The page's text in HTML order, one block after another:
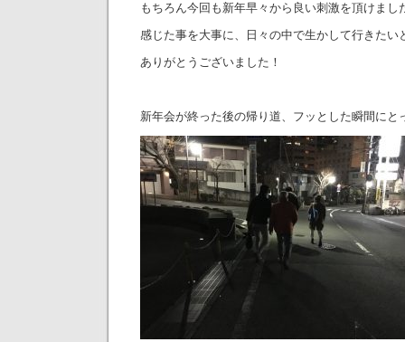
もちろん今回も新年早々から良い刺激を頂けまし
感じた事を大事に、日々の中で生かして行きたい
ありがとうございました！
新年会が終った後の帰り道、フッとした瞬間にと